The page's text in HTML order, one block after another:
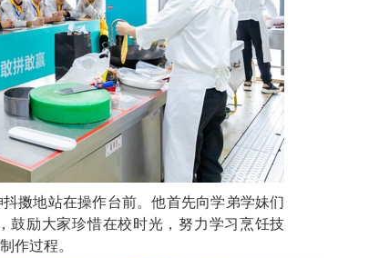
擞地站在操作台前。他首先向学弟学妹们
鼓励大家珍惜在校时光，努力学习烹饪技
作过程。